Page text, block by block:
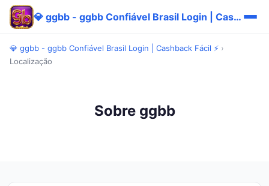
💎 ggbb - ggbb Confiável Brasil Login | Cashback Fácil ⚡
💎 ggbb - ggbb Confiável Brasil Login | Cashback Fácil ⚡ ›
Localização
Sobre ggbb